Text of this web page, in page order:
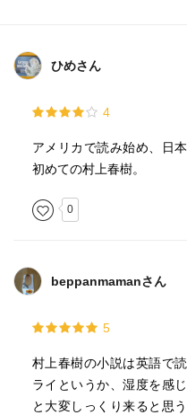
ひめさん
4
アメリカで読み始め、日
初めての村上春樹。
0
beppanmamanさん
5
村上春樹の小説は英語で
ライというか、湿度を感
と大変しっくり来ると思